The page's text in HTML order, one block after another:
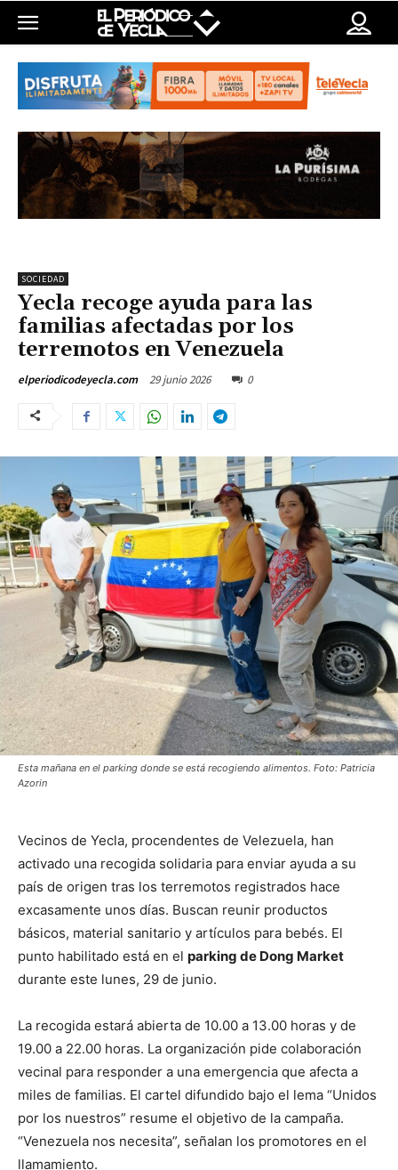
SOCIEDAD
Yecla recoge ayuda para las
familias afectadas por los
terremotos en Venezuela
elperiodicodeyecla.com 29 junio 2026 0
Esta mañana en el parking donde se está recogiendo alimentos. Foto: Patricia
Azorin
Vecinos de Yecla, procendentes de Velezuela, han
activado una recogida solidaria para enviar ayuda a su
país de origen tras los terremotos registrados hace
excasamente unos días. Buscan reunir productos
básicos, material sanitario y artículos para bebés. El
punto habilitado está en el parking de Dong Market
durante este lunes, 29 de junio.
La recogida estará abierta de 10.00 a 13.00 horas y de
19.00 a 22.00 horas. La organización pide colaboración
vecinal para responder a una emergencia que afecta a
miles de familias. El cartel difundido bajo el lema “Unidos
por los nuestros” resume el objetivo de la campaña.
“Venezuela nos necesita”, señalan los promotores en el
llamamiento.